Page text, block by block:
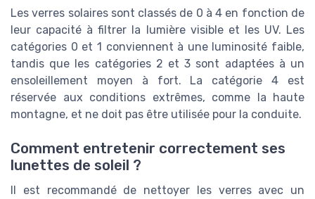
Les verres solaires sont classés de 0 à 4 en fonction de
leur capacité à filtrer la lumière visible et les UV. Les
catégories 0 et 1 conviennent à une luminosité faible,
tandis que les catégories 2 et 3 sont adaptées à un
ensoleillement moyen à fort. La catégorie 4 est
réservée aux conditions extrêmes, comme la haute
montagne, et ne doit pas être utilisée pour la conduite.
Comment entretenir correctement ses
lunettes de soleil ?
Il est recommandé de nettoyer les verres avec un